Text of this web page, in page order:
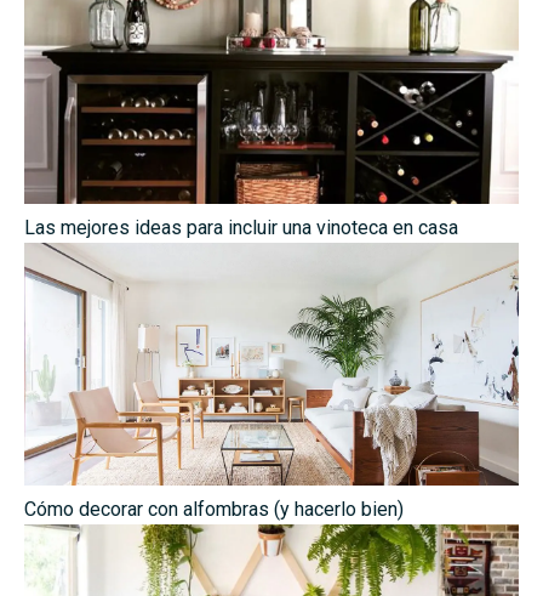
Las mejores ideas para incluir una vinoteca en casa
Cómo decorar con alfombras (y hacerlo bien)